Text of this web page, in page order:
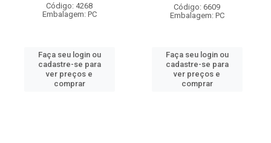
Código: 4268
Embalagem: PC
Faça seu login ou
cadastre-se para
ver preços e
comprar
Código: 6609
Embalagem: PC
Faça seu login ou
cadastre-se para
ver preços e
comprar